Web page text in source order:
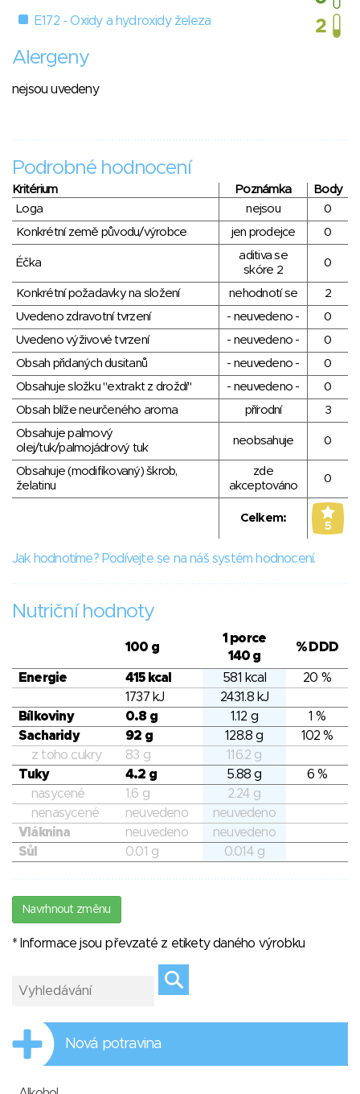
E172 - Oxidy a hydroxidy železa
Alergeny
nejsou uvedeny
Podrobné hodnocení
Kritérium Poznámka
Body
Loga
nejsou
0
Konkrétní země původu/výrobce
jen prodejce 0
Éčka
aditiva se
skóre 2
0
Konkrétní požadavky na složení nehodnotí se
2
Uvedeno zdravotní tvrzení
- neuvedeno -
0
Uvedeno výživové tvrzení
- neuvedeno -
0
Obsah přidaných dusitanů
- neuvedeno -
0
Obsahuje složku "extrakt z droždí"
- neuvedeno -
0
Obsah blíže neurčeného aroma
přírodní
3
Obsahuje palmový
olej/tuk/palmojádrový tuk
neobsahuje 0
Obsahuje (modifikovaný) škrob,
želatinu
zde
akceptováno
0
Celkem:
5
Jak hodnotíme? Podívejte se na náš systém hodnocení.
Nutriční hodnoty
100 g
1 porce
140 g
% DDD
Energie 415 kcal 581 kcal
20 %
1737 kJ
2431.8 kJ
Bílkoviny
0.8 g 1.12 g
1 %
Sacharidy
92 g 128.8 g
102 %
z toho cukry
83 g
116.2 g
Tuky
4.2 g 5.88 g
6 %
nasycené
1.6 g
2.24 g
nenasycené
neuvedeno
neuvedeno
Vláknina
neuvedeno
neuvedeno
Sůl
0.01 g 0.014 g
Navrhnout změnu
* Informace jsou převzaté z etikety daného výrobku
Nová potravina